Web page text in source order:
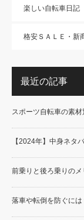
楽しい自転車日記
格安ＳＡＬＥ・新
最近の記事
スポーツ自転車の素
【2024年】中身ネタ
前乗りと後ろ乗りの
落車や転倒を防ぐに